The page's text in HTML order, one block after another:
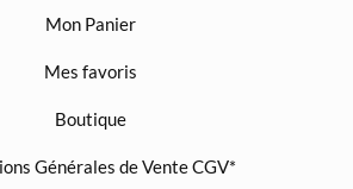
Mon Panier
Mes favoris
Boutique
Générales de Vente CGV*